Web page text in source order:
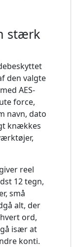
stærk
​​den valgte
AES-
force,
navn, dato
knækkes
reel
12 tegn,
små
alt, der
ord,
især at
konti.